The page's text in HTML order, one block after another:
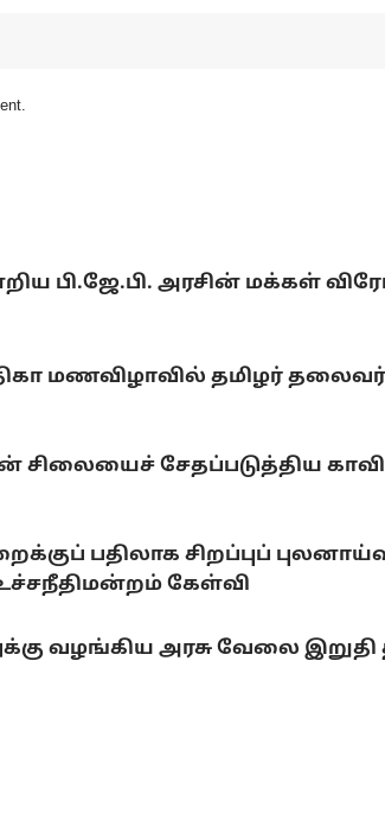
பி.ஜே.பி. அரசின் மக்கள்
மணவிழாவில் தமிழர்
சிலையைச் சேதப்படுத்திய
பதிலாக சிறப்புப்
கேள்வி
வழங்கிய அரசு வேலை இறுதி